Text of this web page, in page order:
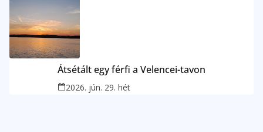
Átsétált egy férfi a Velencei-tavon
2026. jún. 29. hét